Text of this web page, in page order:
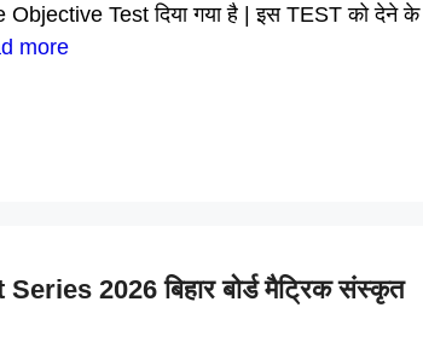
Objective Test दिया गया है | इस TEST को देने के
more
2026 बिहार बोर्ड मैट्रिक संस्कृत